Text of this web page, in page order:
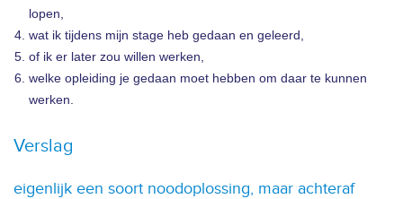
lopen,
wat ik tijdens mijn stage heb gedaan en geleerd,
of ik er later zou willen werken,
welke opleiding je gedaan moet hebben om daar te kunnen
werken.
Verslag
eigenlijk een soort noodoplossing, maar achteraf